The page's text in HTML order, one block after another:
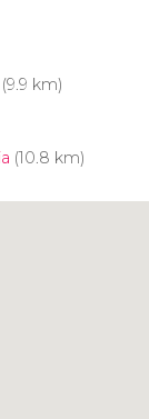
(9.9 km)
(10.8 km)